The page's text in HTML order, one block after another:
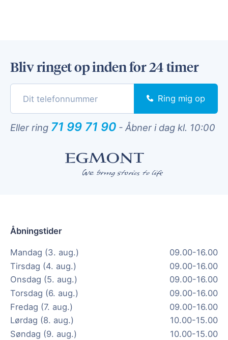
Bliv ringet op inden for 24 timer
Ring mig op
Eller ring 71 99 71 90 - Åbner i dag kl. 10:00
Åbningstider
Mandag (3. aug.)
09.00-16.00
Tirsdag (4. aug.)
09.00-16.00
Onsdag (5. aug.)
09.00-16.00
Torsdag (6. aug.)
09.00-16.00
Fredag (7. aug.)
09.00-16.00
Lørdag (8. aug.)
10.00-15.00
Søndag (9. aug.)
10.00-15.00